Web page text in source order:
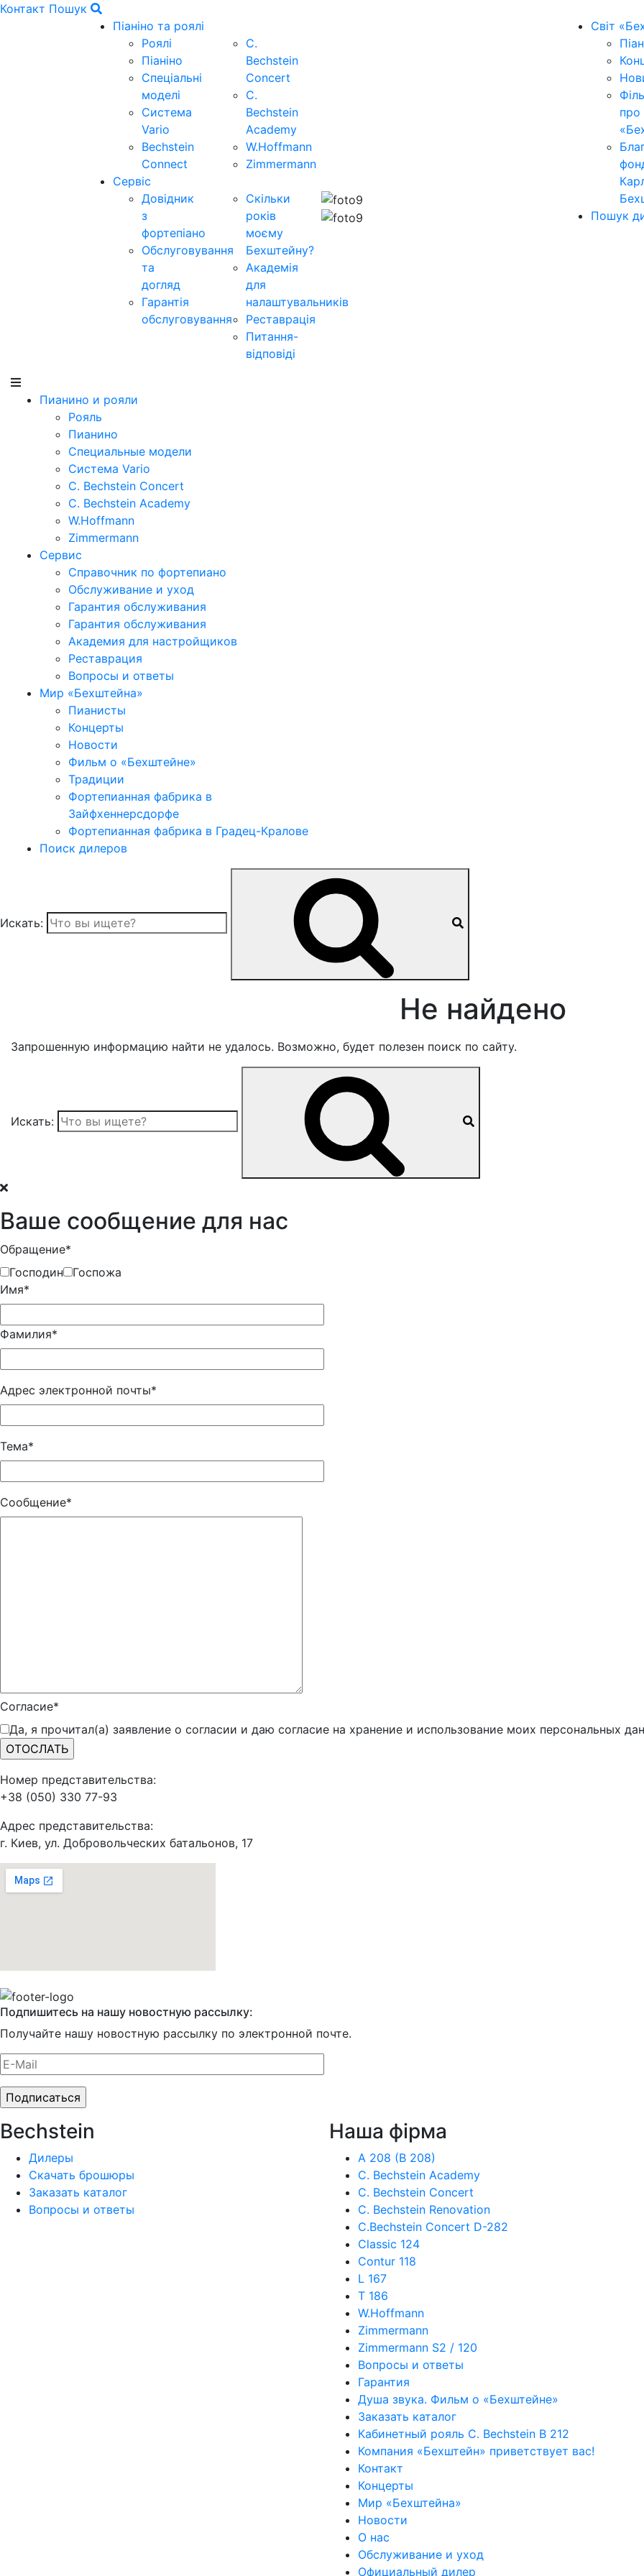
Контакт Пошук
Піаніно та роялі
Роялі
Піаніно
Спеціальні
моделі
Система
Vario
Bechstein
Connect
C.
Bechstein
Concert
C.
Bechstein
Academy
W.Hoffmann
Zimmermann
Сервіс
Довідник
з
фортепіано
Обслуговування
та
догляд
Гарантія
обслуговування
Скільки
років
моєму
Бехштейну?
Академія
для
налаштувальників
Реставрація
Питання-
відповіді
Світ
про
Пошук
Пианино и рояли
Рояль
Пианино
Специальные модели
Система Vario
C. Bechstein Concert
C. Bechstein Academy
W.Hoffmann
Zimmermann
Сервис
Справочник по фортепиано
Обслуживание и уход
Гарантия обслуживания
Гарантия обслуживания
Академия для настройщиков
Реставрация
Вопросы и ответы
Мир «Бехштейна»
Пианисты
Концерты
Новости
Фильм о «Бехштейне»
Традиции
Фортепианная фабрика в
Зайфхеннерсдорфе
Фортепианная фабрика в Градец-Кралове
Поиск дилеров
Искать:
Не найдено
Запрошенную информацию найти не удалось. Возможно, будет полезен поиск по сайту.
Искать:
Ваше сообщение для нас
Обращение*
Господин
Госпожа
Имя*
Фамилия*
Адрес электронной почты*
Тема*
Сообщение*
Согласие*
Да, я прочитал(а) заявление о согласии и даю согласие на хранение и использование моих персональных
Номер представительства:
+38 (050) 330 77-93
Адрес представительства:
г. Киев, ул. Добровольческих батальонов, 17
Подпишитесь на нашу новостную рассылку:
Получайте нашу новостную рассылку по электронной почте.
Bechstein
Дилеры
Скачать брошюры
Заказать каталог
Вопросы и ответы
Наша фiрма
A 208 (B 208)
C. Bechstein Academy
C. Bechstein Concert
C. Bechstein Renovation
C.Bechstein Concert D-282
Classic 124
Contur 118
L 167
T 186
W.Hoffmann
Zimmermann
Zimmermann S2 / 120
Вопросы и ответы
Гарантия
Душа звука. Фильм о «Бехштейне»
Заказать каталог
Кабинетный рояль C. Bechstein B 212
Компания «Бехштейн» приветствует вас!
Контакт
Концерты
Мир «Бехштейна»
Новости
О нас
Обслуживание и уход
Официальный дилер